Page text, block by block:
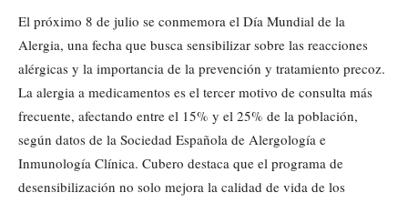
El próximo 8 de julio se conmemora el Día Mundial de la
Alergia, una fecha que busca sensibilizar sobre las reacciones
alérgicas y la importancia de la prevención y tratamiento precoz.
La alergia a medicamentos es el tercer motivo de consulta más
frecuente, afectando entre el 15% y el 25% de la población,
según datos de la Sociedad Española de Alergología e
Inmunología Clínica. Cubero destaca que el programa de
desensibilización no solo mejora la calidad de vida de los